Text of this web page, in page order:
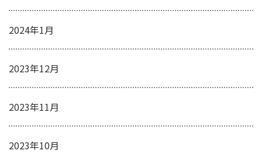
2024年1月
2023年12月
2023年11月
2023年10月